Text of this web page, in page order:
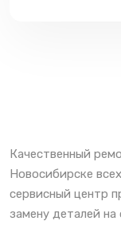
Качественный
Новосибирске
сервисный центр
замену деталей